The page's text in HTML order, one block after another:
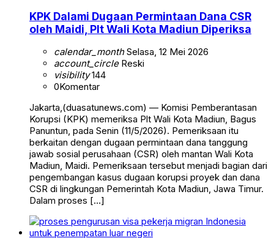
KPK Dalami Dugaan Permintaan Dana CSR
oleh Maidi, Plt Wali Kota Madiun Diperiksa
calendar_monthSelasa, 12 Mei 2026
account_circleReski
visibility144
0Komentar
Jakarta,(duasatunews.com) — Komisi Pemberantasan
Korupsi (KPK) memeriksa Plt Wali Kota Madiun, Bagus
Panuntun, pada Senin (11/5/2026). Pemeriksaan itu
berkaitan dengan dugaan permintaan dana tanggung
jawab sosial perusahaan (CSR) oleh mantan Wali Kota
Madiun, Maidi. Pemeriksaan tersebut menjadi bagian dari
pengembangan kasus dugaan korupsi proyek dan dana
CSR di lingkungan Pemerintah Kota Madiun, Jawa Timur.
Dalam proses […]